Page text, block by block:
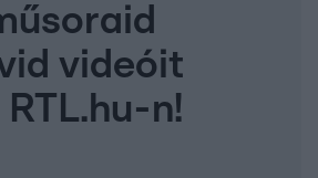
videóit
RTL.hu-n!